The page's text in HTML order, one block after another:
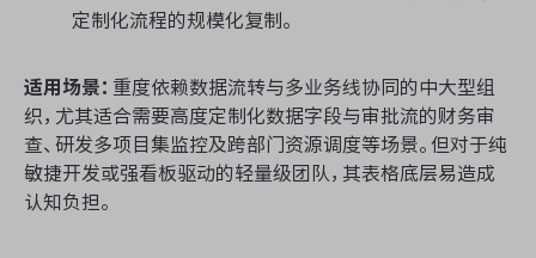
定制化流程的规模化复制。
适用场景： 重度依赖数据流转与多业务线协同的中大型组
织，尤其适合需要高度定制化数据字段与审批流的财务审
查、研发多项目集监控及跨部门资源调度等场景。但对于纯
敏捷开发或强看板驱动的轻量级团队，其表格底层易造成
认知负担。